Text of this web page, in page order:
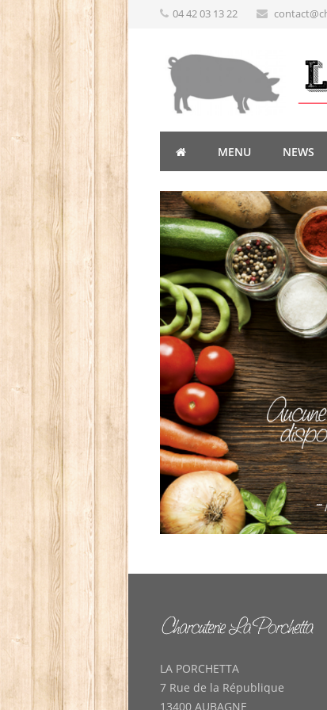
04 42 03 13 22
MENU NEWS
LA PORCHETTA
7 Rue de la République
13400 AUBAGNE